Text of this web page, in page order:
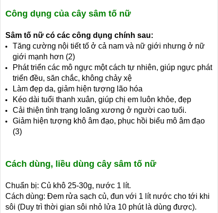
Công dụng của cây sâm tố nữ
Sâm tố nữ có các công dụng chính sau:
Tăng cường nội tiết tố ở cả nam và nữ giới nhưng ở nữ
giới mạnh hơn (2)
Phát triển các mô ngực một cách tự nhiên, giúp ngực phát
triển đều, săn chắc, không chảy xệ
Làm đẹp da, giảm hiện tượng lão hóa
Kéo dài tuổi thanh xuân, giúp chị em luôn khỏe, đẹp
Cải thiện tình trạng loãng xương ở người cao tuổi.
Giảm hiện tượng khô âm đạo, phục hồi biểu mô âm đạo
(3)
Cách dùng, liều dùng cây sâm tố nữ
Chuẩn bị: Củ khô 25-30g, nước 1 lít.
Cách dùng: Đem rửa sạch củ, đun với 1 lít nước cho tới khi
sôi (Duy trì thời gian sôi nhỏ lửa 10 phút là dùng được).